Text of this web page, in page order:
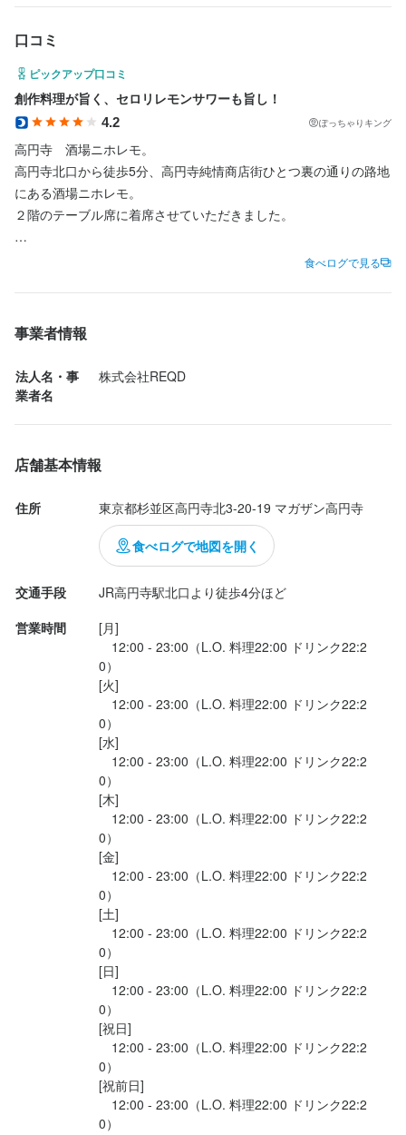
口コミ
ピックアップ口コミ
創作料理が旨く、セロリレモンサワーも旨し！
4.2 ぽっちゃりキング
高円寺　酒場ニホレモ。
高円寺北口から徒歩5分、高円寺純情商店街ひとつ裏の通りの路地
にある酒場ニホレモ。
２階のテーブル席に着席させていただきました。
・大人のラムらフルーラ・ラフランス
・日本酒（LOHA、楽）
・薬膳スパイスレモンサワー
・大人のラムネフルーラ（ラフランス）
・塩レモントマトサワー
ら選べます。
一番目を引いたのは、レモンセロリサワー。セロリとレモンがど
のように味を出すのか。実際いただくと、セロリの味が濃厚で繊
維質もしっかり入っており、セロリ好きにはおすすめです。
日本酒は、LOHAと楽、吞んだことないお酒をいただきました。
●いただいた食べ物
食べログで見る
事業者情報
法人名・事
業者名
株式会社REQD
店舗基本情報
住所 東京都杉並区高円寺北3-20-19 マガザン高円寺
食べログで地図を開く
交通手段
JR高円寺駅北口より徒歩4分ほど
営業時間
[月]
12:00 - 23:00（L.O. 料理22:00 ドリンク22:2
0）
[火]
12:00 - 23:00（L.O. 料理22:00 ドリンク22:2
0）
[水]
12:00 - 23:00（L.O. 料理22:00 ドリンク22:2
0）
[木]
12:00 - 23:00（L.O. 料理22:00 ドリンク22:2
0）
[金]
12:00 - 23:00（L.O. 料理22:00 ドリンク22:2
0）
[土]
12:00 - 23:00（L.O. 料理22:00 ドリンク22:2
0）
[日]
12:00 - 23:00（L.O. 料理22:00 ドリンク22:2
0）
[祝日]
12:00 - 23:00（L.O. 料理22:00 ドリンク22:2
0）
[祝前日]
12:00 - 23:00（L.O. 料理22:00 ドリンク22:2
0）
★服装・髪色・ネイル・ピアス自由!!
★絶品まかないつき!!
★未経験大歓迎！
✧₊⁎ ⁎⁺˳✧༚˚✧₊⁎ ⁎⁺˳✧༚˚✧₊˚
まかない・食事補助あり
社内イベントあり(旅行、BBQ等)
服装自由
ひげOK ネイルOK ピアスOK
第二新卒歓迎
仕事内容
ホール・キッチン補助をお願いします。
• 席案内・注文対応
• 料理の提供
• 簡単な盛り付け
• ドリンク作り
• 片付け・洗い物
• 慣れてきたら調理補助もお願いします
最初は簡単な内容からスタート。
“やってみたい”と言ってくれた方には、できる範囲でどんどん任せ
この仕事のおすすめポイント
■こんな方に向いています
• 落ち着いた雰囲気のお店で働きたい
• てきぱき動くのが好き
• 指示待ちではなく「これやります」と言えるタイプ
• 気づいたことを自然に行動に移せる
• 家庭と両立しながら無理なく働きたい
• 主婦（夫）・フリーター・Wワークの方も歓迎
• 真面目にコツコツ取り組める方
“落ち着きのある現場で、主体性を持って働きたい人”が
身に付くスキル
盛り付け技術